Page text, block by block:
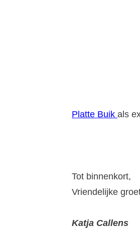
Platte Buik als
Tot binnenkort,
Vriendelijke
Katja Callens